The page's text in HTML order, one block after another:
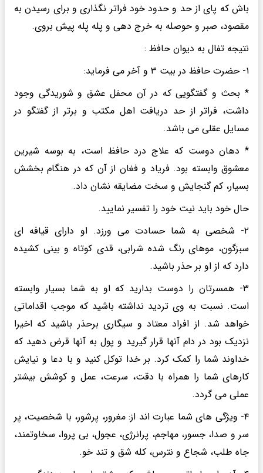
باش که پای از حد و حدود خود فراتر نگذاری و برای رسیدن به
مقصود، صبر و حوصله به خرج دهی و پله پله پیش بروی.
نتیجه تفال به دیوان حافظ :
۱- حضرت حافظ در بیت ۳ و آخر می فرماید:
* بحث و گفتگویی که در آن محفل عشق و شوریدگی وجود
داشت، فراتر از حد دریافت اهل مکتب و برتر از گفتگو در
مسایل عقلی می باشد.
* دهان دوست که علاج درد حافظ است، به بوسه شیرین
معشوق وابسته بود. فریاد و فغان از آن که در هنگام بخشش
بسیار، کم گنجایش و سخت مضایقه نشان داد.
حال خود باید نیت خود را تفسیر نمایید.
۲- شخصی به شما حسادت می ورزد. او دارای قیافه ای
سبزگون، موهای رنگ شده شرابی، قدی کوتاه و بینی کشیده
دارد که از او بر حذر باشید.
۳- همسرتان را دوست بدارید که او به شما بسیار وابسته
است. نسبت به وی تردید نداشته باشید که موجب اقداماتی
خواهد شد. از افراد معتاد و سیگاری برحذر باشید که اخیرا
نزدیک بود در دام آنها قرار گیرید و پول به آنها قرض دهید که
خداوند شما را کمک کرد. بر خدا توکل کنید و با دعا و نیایش
کارهای شما را همراه با دقت، سرعت، عمل و کوشش بیشتر
عملی می گردد.
۴- ویژگی های شما عبارت اند از: مغرور، پرشور، با شخصیت، پر
سر و صدا، جسور، مهاجم، پرانرژی، عجول، بی پروا، سخاوتمند،
جاه طلب، شجاع و نترس، کله شق و تند خو.